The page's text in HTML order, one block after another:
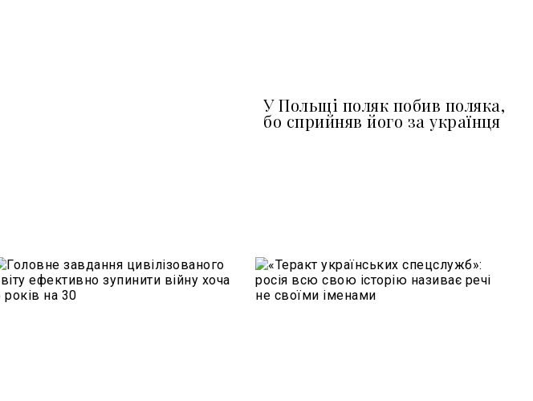
У Польщі поляк побив поляка,
бо сприйняв його за українця